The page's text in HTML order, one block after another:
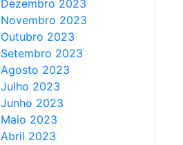
Dezembro 2023
Novembro 2023
Outubro 2023
Setembro 2023
Agosto 2023
Julho 2023
Junho 2023
Maio 2023
Abril 2023